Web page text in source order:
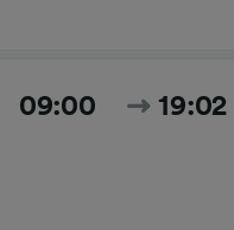
09:00 19:02